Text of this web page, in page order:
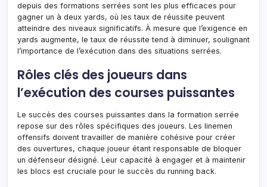
depuis des formations serrées sont les plus efficaces pour
gagner un à deux yards, où les taux de réussite peuvent
atteindre des niveaux significatifs. À mesure que l’exigence en
yards augmente, le taux de réussite tend à diminuer, soulignant
l’importance de l’exécution dans des situations serrées.
Rôles clés des joueurs dans
l’exécution des courses puissantes
Le succès des courses puissantes dans la formation serrée
repose sur des rôles spécifiques des joueurs. Les linemen
offensifs doivent travailler de manière cohésive pour créer
des ouvertures, chaque joueur étant responsable de bloquer
un défenseur désigné. Leur capacité à engager et à maintenir
les blocs est cruciale pour le succès du running back.